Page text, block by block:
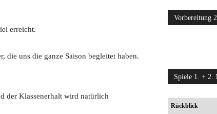
erreicht.
die uns die ganze Saison begleitet haben.
der Klassenerhalt wird natürlich
Vorbereitung
Spiele 1. + 2.
Rückblick